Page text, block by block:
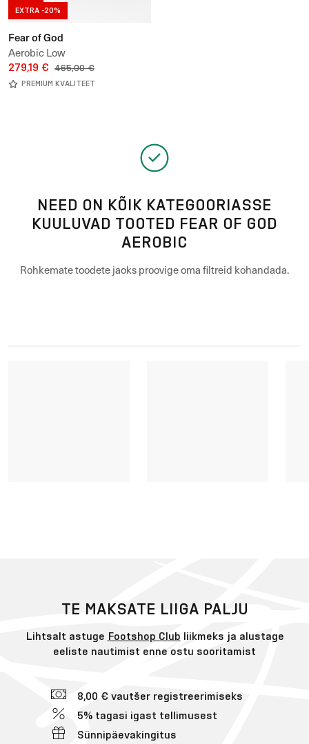
EXTRA -20%
Fear of God
Aerobic Low
279,19 € 465,00 €
PREMIUM KVALITEET
NEED ON KÕIK KATEGOORIASSE
KUULUVAD TOOTED FEAR OF GOD
AEROBIC
Rohkemate toodete jaoks proovige oma filtreid kohandada.
TE MAKSATE LIIGA PALJU
Lihtsalt astuge Footshop Club liikmeks ja alustage
eeliste nautimist enne ostu sooritamist
8,00 € vautšer registreerimiseks
5% tagasi igast tellimusest
Sünnipäevakingitus